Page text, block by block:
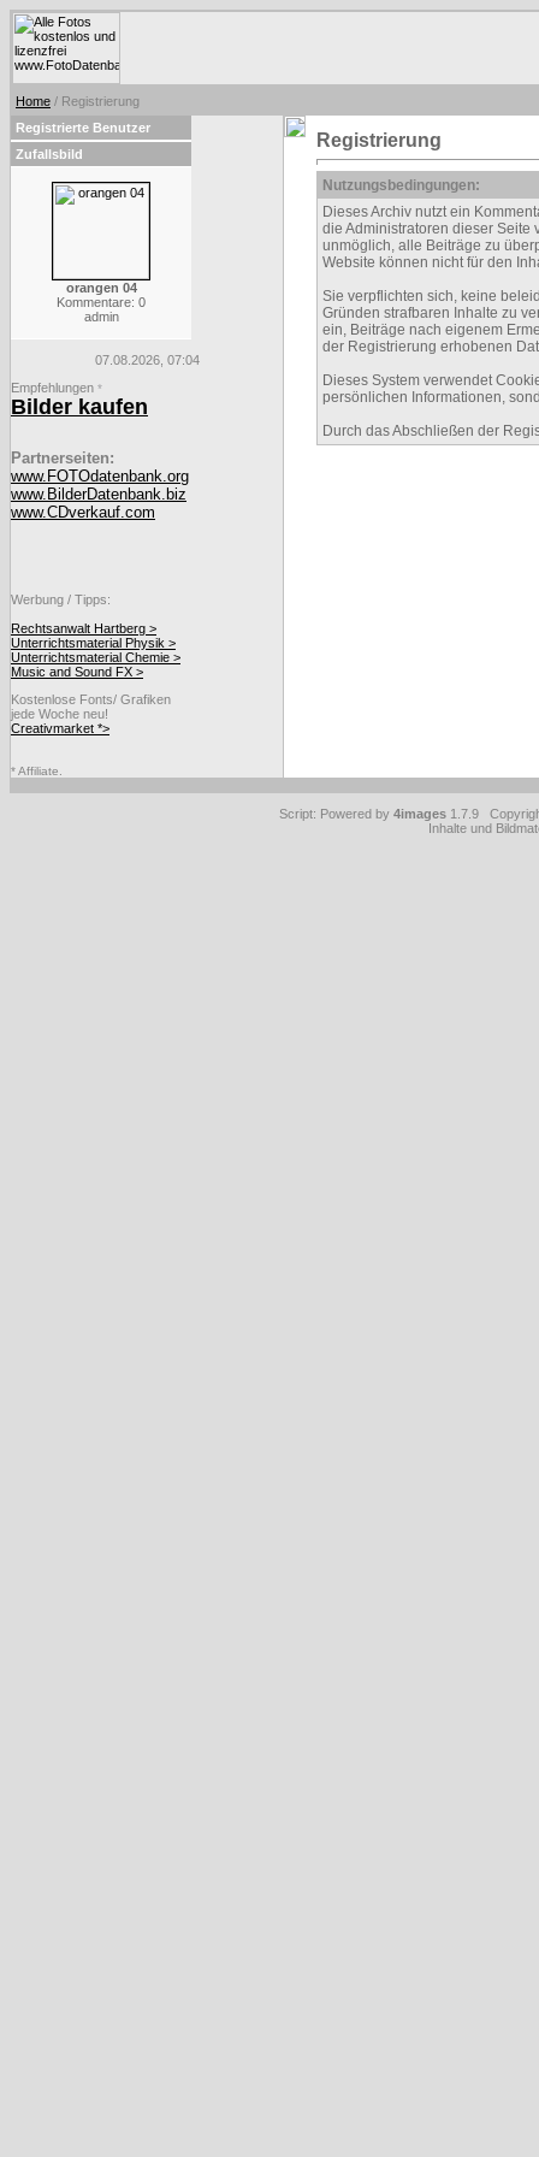
Home / Registrierung
Registrierte Benutzer
Zufallsbild
orangen 04
Kommentare: 0
admin
07.08.2026, 07:04
Empfehlungen *
Bilder kaufen
Partnerseiten:
www.FOTOdatenbank.org
www.BilderDatenbank.biz
www.CDverkauf.com
Werbung / Tipps:
Rechtsanwalt Hartberg >
Unterrichtsmaterial Physik >
Unterrichtsmaterial Chemie >
Music and Sound FX >
Kostenlose Fonts/ Grafiken
jede Woche neu!
Creativmarket *>
* Affiliate.
Registrierung
Nutzungsbedingungen:
Dieses Archiv nutzt ein
die Administratoren dieser Seite
unmöglich, alle Beiträge zu
Website können nicht für den
Sie verpflichten sich, keine
Gründen strafbaren Inhalte zu
ein, Beiträge nach eigenem
der Registrierung erhobenen
Dieses System verwendet
persönlichen Informationen,
Durch das Abschließen der
Script: Powered by 4images 1.7.9
Inhalte und